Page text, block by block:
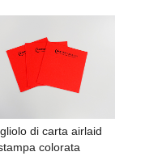
di carta airlaid
colorata